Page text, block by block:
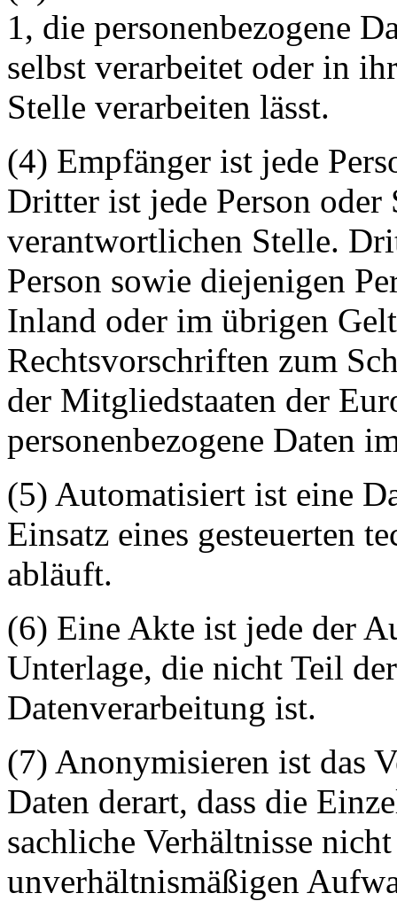
1, die personenbezogene
selbst verarbeitet oder in
Stelle verarbeiten lässt.
(4) Empfänger ist jede
Dritter ist jede Person oder
verantwortlichen Stelle.
Person sowie diejenigen
Inland oder im übrigen
Rechtsvorschriften zum
der Mitgliedstaaten der
personenbezogene Daten
(5) Automatisiert ist eine
Einsatz eines gesteuerten
abläuft.
(6) Eine Akte ist jede der
Unterlage, die nicht Teil
Datenverarbeitung ist.
(7) Anonymisieren ist das
Daten derart, dass die
sachliche Verhältnisse
unverhältnismäßigen